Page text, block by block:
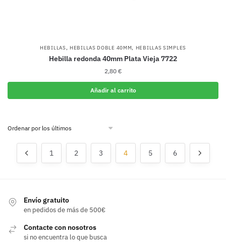
HEBILLAS, HEBILLAS DOBLE 40MM, HEBILLAS SIMPLES
Hebilla redonda 40mm Plata Vieja 7722
2,80 €
Añadir al carrito
1 2 3 4 5 6
Envío gratuito
en pedidos de más de 500€
Contacte con nosotros
si no encuentra lo que busca